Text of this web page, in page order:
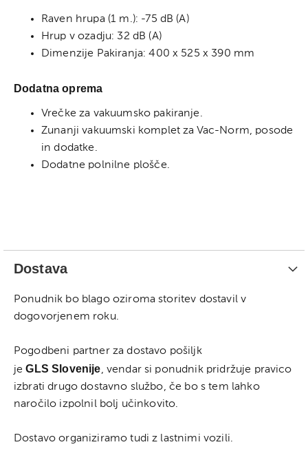
Raven hrupa (1 m.): -75 dB (A)
Hrup v ozadju: 32 dB (A)
Dimenzije Pakiranja: 400 x 525 x 390 mm
Dodatna oprema
Vrečke za vakuumsko pakiranje.
Zunanji vakuumski komplet za Vac-Norm, posode
in dodatke.
Dodatne polnilne plošče.
Dostava
Ponudnik bo blago oziroma storitev dostavil v
dogovorjenem roku.
Pogodbeni partner za dostavo pošiljk
jeGLS Slovenije, vendar si ponudnik pridržuje pravico
izbrati drugo dostavno službo, če bo s tem lahko
naročilo izpolnil bolj učinkovito.
Dostavo organiziramo tudi z lastnimi vozili.